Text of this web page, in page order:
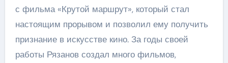
с фильма «Крутой маршрут», который стал
настоящим прорывом и позволил ему получить
признание в искусстве кино. За годы своей
работы Рязанов создал много фильмов,